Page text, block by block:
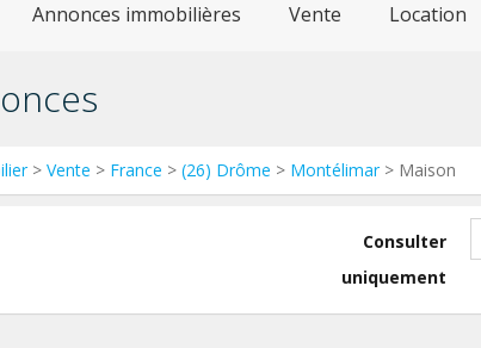
Annonces immobilières Vente Location
> Vente > France > (26) Drôme > Montélimar> Maison
Consulter
uniquement